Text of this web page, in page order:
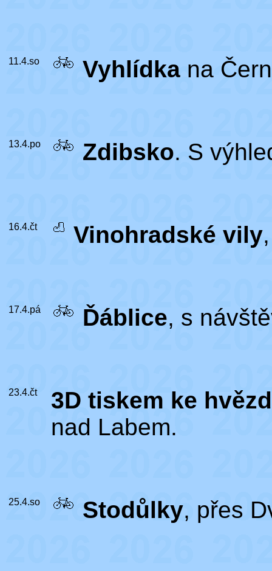
11.4.so Vyhlídka na
13.4.po Zdibsko. S
16.4.čt Vinohradské vily
17.4.pá Ďáblice, s
23.4.čt
3D tiskem ke
nad Labem.
25.4.so Stodůlky, přes